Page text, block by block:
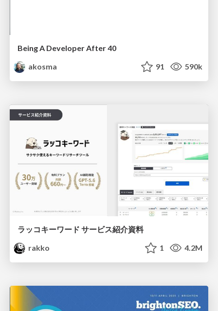
Being A Developer After 40
akosma
91 590k
ラッコキーワード サービス紹介資料
rakko
1 4.2M